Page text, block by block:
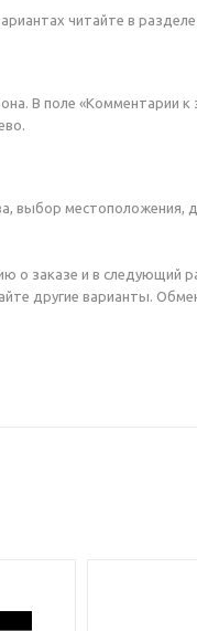
читайте в разделе
В поле «Комментарии к
выбор
о заказе и в следующий
другие варианты.